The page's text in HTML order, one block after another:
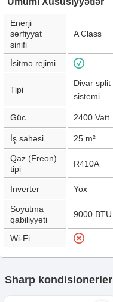
Enerji
sərfiyyat
sinifi
A Class
İsitmə rejimi
Tipi
Divar split
sistemi
Güc 2400 Vatt
İş sahəsi 25 m²
Qaz (Freon)
tipi
R410A
İnverter Yox
Soyutma
qabiliyyəti
9000 BTU
Wi-Fi
Sharp kondisionerler